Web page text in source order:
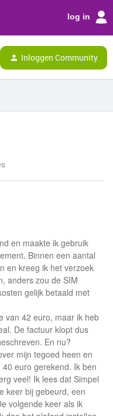
log in
Inloggen Community
en maakte ik gebruik
Binnen een aantal
en kreeg ik het verzoek
anders zou de SIM
gelijk betaald met
van 42 euro, maar ik heb
De factuur klopt dus
En nu?
mijn tegoed heen en
euro gerekend. Ik ben
veel! Ik lees dat Simpel
keer bij gebeurd, een
volgende keer als ik